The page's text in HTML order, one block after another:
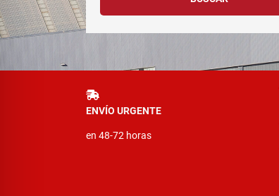
ENVÍO URGENTE
en 48-72 horas